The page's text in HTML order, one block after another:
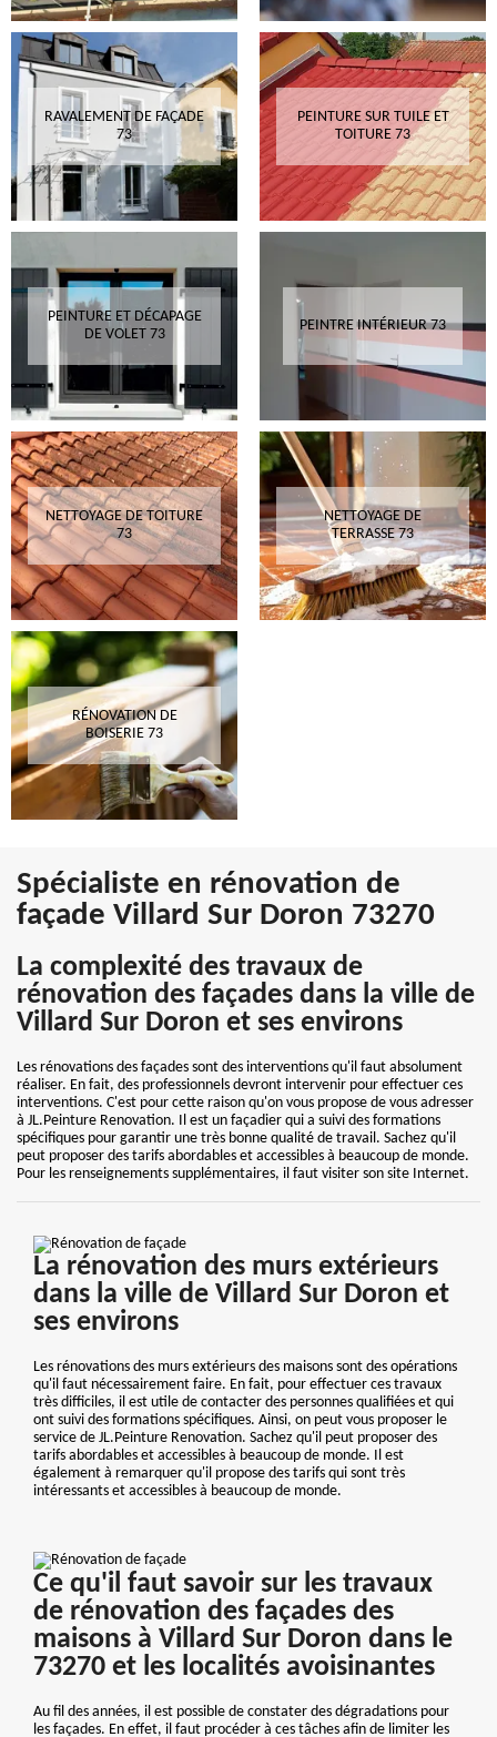
RAVALEMENT DE FAÇADE
73
PEINTURE SUR TUILE ET
TOITURE 73
PEINTURE ET DÉCAPAGE
DE VOLET 73
PEINTRE INTÉRIEUR 73
NETTOYAGE DE TOITURE
73
NETTOYAGE DE
TERRASSE 73
RÉNOVATION DE
BOISERIE 73
Spécialiste en rénovation de
façade Villard Sur Doron 73270
La complexité des travaux de
rénovation des façades dans la ville de
Villard Sur Doron et ses environs
Les rénovations des façades sont des interventions qu'il faut absolument
réaliser. En fait, des professionnels devront intervenir pour effectuer ces
interventions. C'est pour cette raison qu'on vous propose de vous adresser
à JL.Peinture Renovation. Il est un façadier qui a suivi des formations
spécifiques pour garantir une très bonne qualité de travail. Sachez qu'il
peut proposer des tarifs abordables et accessibles à beaucoup de monde.
Pour les renseignements supplémentaires, il faut visiter son site Internet.
La rénovation des murs extérieurs
dans la ville de Villard Sur Doron et
ses environs
Les rénovations des murs extérieurs des maisons sont des opérations
qu'il faut nécessairement faire. En fait, pour effectuer ces travaux
très difficiles, il est utile de contacter des personnes qualifiées et qui
ont suivi des formations spécifiques. Ainsi, on peut vous proposer le
service de JL.Peinture Renovation. Sachez qu'il peut proposer des
tarifs abordables et accessibles à beaucoup de monde. Il est
également à remarquer qu'il propose des tarifs qui sont très
intéressants et accessibles à beaucoup de monde.
Ce qu'il faut savoir sur les travaux
de rénovation des façades des
maisons à Villard Sur Doron dans le
73270 et les localités avoisinantes
Au fil des années, il est possible de constater des dégradations pour
les façades. En effet, il faut procéder à ces tâches afin de limiter les